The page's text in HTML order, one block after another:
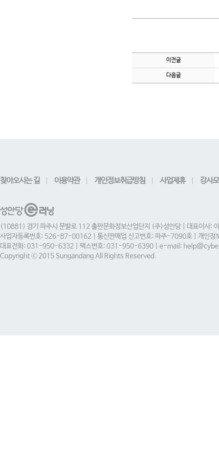
이전글
다음글
찾아오시는 길 이용약관 개인정보취급방침 사업제휴 강사
(10881) 경기 파주시 문발로 112 출판문화정보산업단지 (주)성안당 | 대표이사:
사업자등록번호: 526-87-00162 | 통신판매업 신고번호: 파주-7090호 | 개인정
대표전화: 031-950-6332 | 팩스번호: 031-950-6390 | e-mail:
Copyright ⓒ 2015 Sungandang All Rights Reserved.